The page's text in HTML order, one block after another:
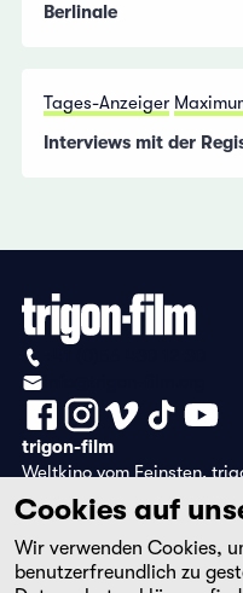
Berlinale
Tages-Anzeiger
Interviews mit der
trigon-film
Weltkino vom Feinsten.
Filmstiftung, die seit 1988
Lateinamerika, Asien,
Kino herausbringt und eine
Streaming-Plattform
Cookies auf
Wir verwenden Cookies,
benutzerfreundlich zu